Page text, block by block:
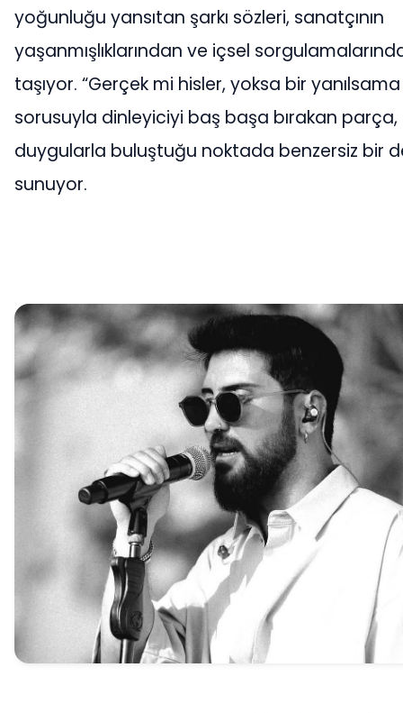
yoğunluğu yansıtan şarkı sözleri, sanatçının
yaşanmışlıklarından ve içsel
taşıyor. “Gerçek mi hisler, yoksa bir yanılsama
sorusuyla dinleyiciyi baş başa bırakan parça,
duygularla buluştuğu noktada benzersiz bir
sunuyor.